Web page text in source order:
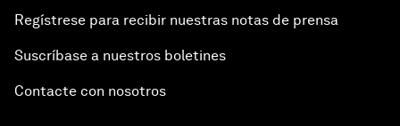
Regístrese para recibir nuestras notas de prensa
Suscríbase a nuestros boletines
Contacte con nosotros